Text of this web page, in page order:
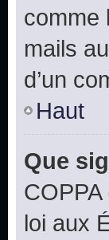
comme
mails
d’un
Haut
Que
COPPA
loi aux